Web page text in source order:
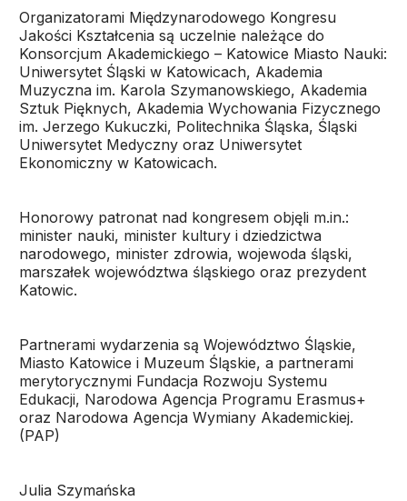
Organizatorami Międzynarodowego Kongresu
Jakości Kształcenia są uczelnie należące do
Konsorcjum Akademickiego – Katowice Miasto Nauki:
Uniwersytet Śląski w Katowicach, Akademia
Muzyczna im. Karola Szymanowskiego, Akademia
Sztuk Pięknych, Akademia Wychowania Fizycznego
im. Jerzego Kukuczki, Politechnika Śląska, Śląski
Uniwersytet Medyczny oraz Uniwersytet
Ekonomiczny w Katowicach.
Honorowy patronat nad kongresem objęli m.in.:
minister nauki, minister kultury i dziedzictwa
narodowego, minister zdrowia, wojewoda śląski,
marszałek województwa śląskiego oraz prezydent
Katowic.
Partnerami wydarzenia są Województwo Śląskie,
Miasto Katowice i Muzeum Śląskie, a partnerami
merytorycznymi Fundacja Rozwoju Systemu
Edukacji, Narodowa Agencja Programu Erasmus+
oraz Narodowa Agencja Wymiany Akademickiej.
(PAP)
Julia Szymańska